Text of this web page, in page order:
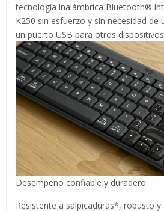
tecnología inalámbrica Bluetooth®
K250 sin esfuerzo y sin necesidad de
un puerto USB para otros
Desempeño confiable y duradero
Resistente a salpicaduras*, robusto